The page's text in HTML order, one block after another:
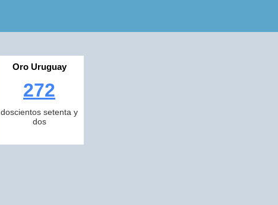
Oro Uruguay
272
doscientos setenta y
dos